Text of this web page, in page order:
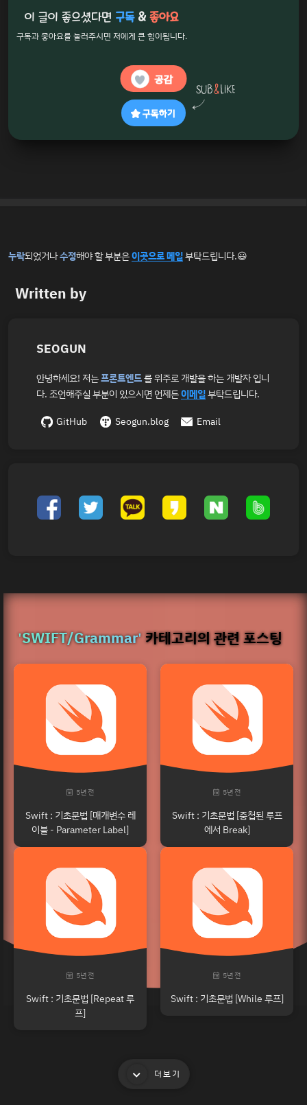
이 글이 좋으셨다면 구독& 좋아요
구독과 좋아요를 눌러주시면 저에게 큰 힘이됩니다.
공감
구독하기
누락되었거나수정해야 할 부분은이곳으로 메일부탁드립니다.😃
Written by
SEOGUN
안녕하세요! 저는프론트엔드를 위주로 개발을 하는 개발자 입니
다. 조언해주실 부분이 있으시면 언제든이메일부탁드립니다.
GitHub
Seogun.blog Email
'SWIFT/Grammar'카테고리의 관련 포스팅
5년 전
Swift : 기초문법 [매개변수 레
이블 - Parameter Label]
5년 전
Swift : 기초문법 [중첩된 루프
에서 Break]
5년 전
Swift : 기초문법 [Repeat 루
프]
5년 전
Swift : 기초문법 [While 루프]
더보기